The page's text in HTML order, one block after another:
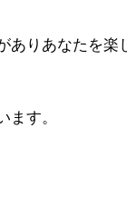
りあなたを楽
す。